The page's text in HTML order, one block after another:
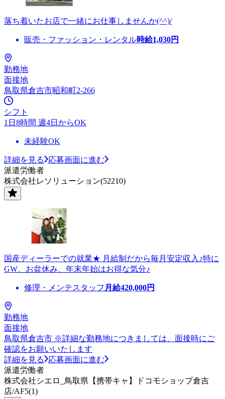
落ち着いたお店で一緒にお仕事しませんか(^^)/
販売・ファッション・レンタル時給1,030円
勤務地
面接地
鳥取県倉吉市昭和町2-266
シフト
1日8時間 週4日からOK
未経験OK
詳細を見る
応募画面に進む
派遣労働者
株式会社レソリューション(52210)
国産ディーラーでの就業★ 月給制だから毎月安定収入♪特に
GW、お盆休み、年末年始はお得な気分♪
修理・メンテスタッフ 月給420,000円
勤務地
面接地
鳥取県倉吉市 ※詳細な勤務地につきましては、面接時にご
確認をお願いいたします
詳細を見る
応募画面に進む
派遣労働者
株式会社シエロ_鳥取県【携帯キャ】ドコモショップ倉吉
店/AF5(1)